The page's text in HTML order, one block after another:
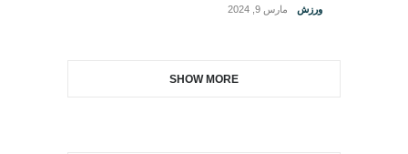
ورزش مارس 9, 2024
SHOW MORE